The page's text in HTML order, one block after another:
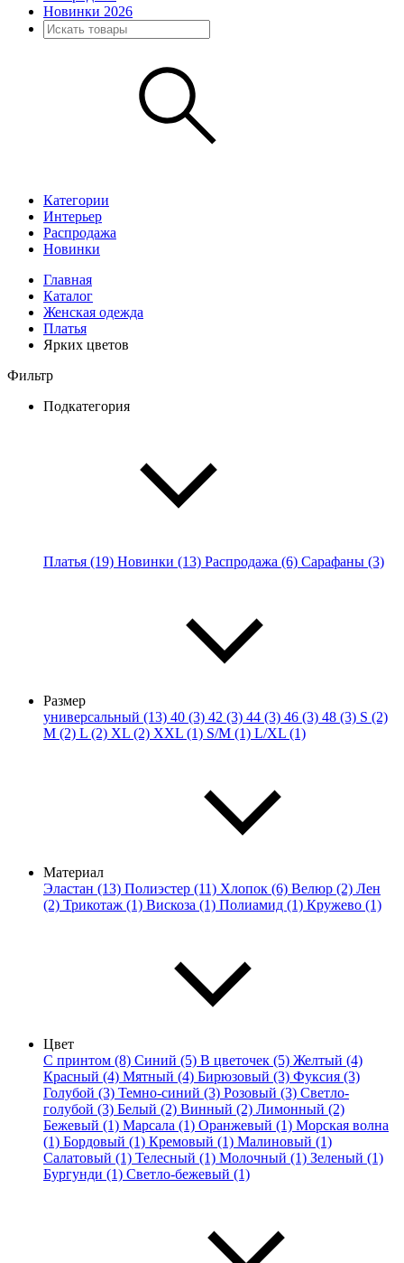
Новинки 2026
Категории
Интерьер
Распродажа
Новинки
Главная
Каталог
Женская одежда
Платья
Ярких цветов
Фильтр
Подкатегория
Платья (19) Новинки (13) Распродажа (6) Сарафаны (3)
Размер
универсальный (13) 40 (3) 42 (3) 44 (3) 46 (3) 48 (3) S (2)
M (2) L (2) XL (2) XXL (1) S/M (1) L/XL (1)
Материал
Эластан (13) Полиэстер (11) Хлопок (6) Велюр (2) Лен
(2) Трикотаж (1) Вискоза (1) Полиамид (1) Кружево (1)
Цвет
С принтом (8) Синий (5) В цветочек (5) Желтый (4)
Красный (4) Мятный (4) Бирюзовый (3) Фуксия (3)
Голубой (3) Темно-синий (3) Розовый (3) Светло-
голубой (3) Белый (2) Винный (2) Лимонный (2)
Бежевый (1) Марсала (1) Оранжевый (1) Морская волна
(1) Бордовый (1) Кремовый (1) Малиновый (1)
Салатовый (1) Телесный (1) Молочный (1) Зеленый (1)
Бургунди (1) Светло-бежевый (1)